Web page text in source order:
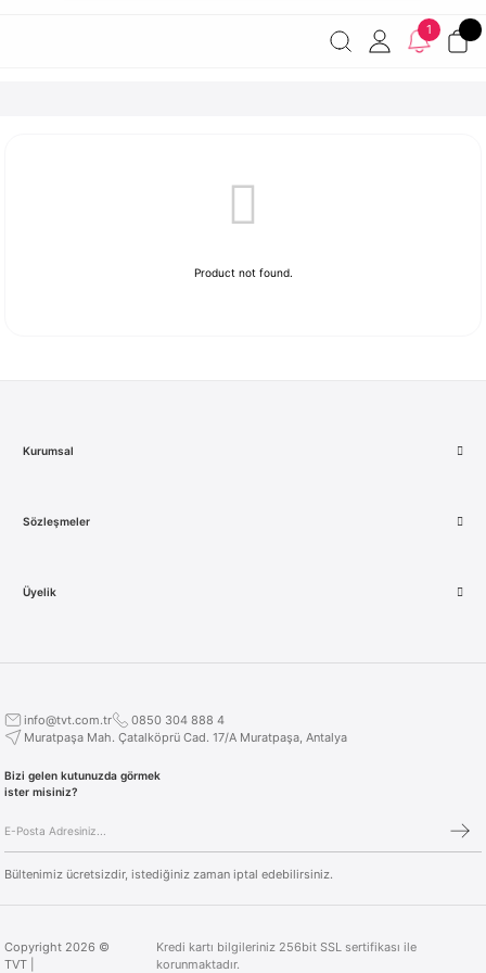
7000 TL ve üzeri
Şirketinize ait cihazları JAMF ile
1
Product not found.
Kurumsal
Sözleşmeler
Üyelik
info@tvt.com.tr
0850 304 888 4
Muratpaşa Mah. Çatalköprü Cad. 17/A Muratpaşa, Antalya
Bizi gelen kutunuzda görmek
ister misiniz?
Bültenimiz ücretsizdir, istediğiniz zaman iptal edebilirsiniz.
Copyright 2026 ©
TVT |
Kredi kartı bilgileriniz 256bit SSL sertifikası ile
korunmaktadır.